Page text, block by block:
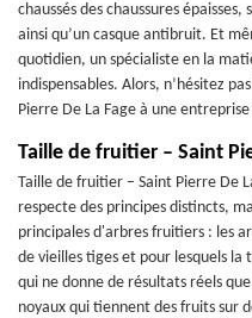
chaussés des chaussures
ainsi qu’un casque antibruit. Et
quotidien, un spécialiste en la
indispensables. Alors, n’hésitez
Pierre De La Fage à une
Taille de fruitier – Saint
Taille de fruitier – Saint Pierre De
respecte des principes distincts,
principales d'arbres fruitiers : les
de vieilles tiges et pour lesquels
qui ne donne de résultats réels
noyaux qui tiennent des fruits sur